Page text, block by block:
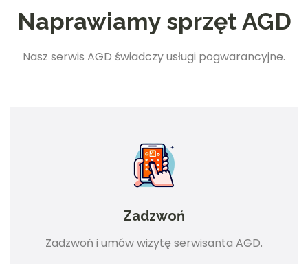
Naprawiamy sprzęt AGD
Nasz serwis AGD świadczy usługi pogwarancyjne.
Zadzwoń
Zadzwoń i umów wizytę serwisanta AGD.